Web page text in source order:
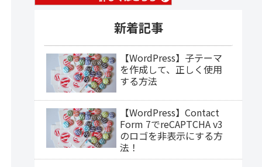
新着記事
【WordPress】子テーマ
を作成して、正しく使用
する方法
【WordPress】Contact
Form 7でreCAPTCHA v3
のロゴを非表示にする方
法！